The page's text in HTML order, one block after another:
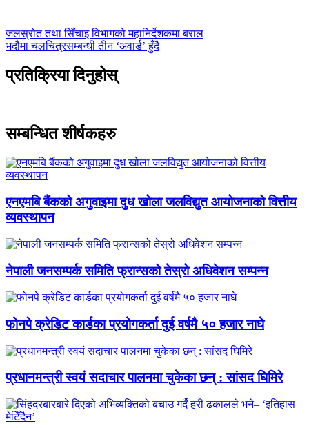
पछिल्लाे
-
जलस्रोत तथा सिँचाइ विभागको महानिर्देशकमा बराल
अघिल्लाे
भदौमा चलचित्रसम्बन्धी तीन ‘अवार्ड’ हुँदै
प्रतिक्रिया दिनुहोस्
सम्बन्धित शीर्षकहरु
एनएमबि बैंकको अगुवाइमा दुध खोला जलविद्युत आयोजनाको वित्तीय
व्यवस्थापन
नेपाली जनसम्पर्क समिति फ्रान्सको तेस्रो अधिवेशन सम्पन्न
फोनपे क्रेडिट कार्डका प्रयोगकर्ता दुई वर्षमै ५० हजार नाघे
प्रधानमन्त्री स्वयं सदाचार पालनमा चुकेका छन् : सांसद घिमिरे